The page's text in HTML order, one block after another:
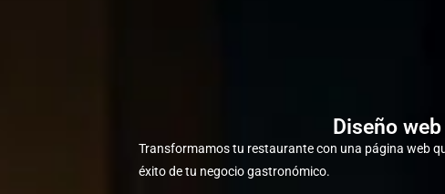
Diseño
Transformamos tu restaurante con una página web
éxito de tu negocio gastronómico.